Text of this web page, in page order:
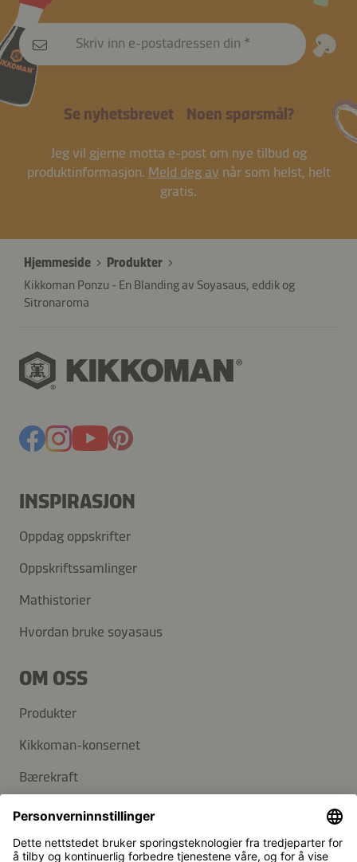
Skriv inn e-postadressen din
Se nyhetsbrevet Noen spørsmål?
Jeg vil gjerne motta e-post om nye tilbud og
produktinformasjon. Meld deg av når som helst, helt
gratis.
Hjemmeside
Produkter
Kikkoman Ponzu - En Blanding av Soyasaus, eddik og
Sitronaroma
INSPIRASJON
Oppdag oppskrifter
Oppskriftssamlinger
Mathistorier
Hvordan bruke soyasaus
OM OSS
Produkter
Kikkoman-konsernet
Bærekraft
KUNDESERVICE
Vanlige spørsmål